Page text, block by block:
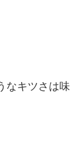
なキツさは味